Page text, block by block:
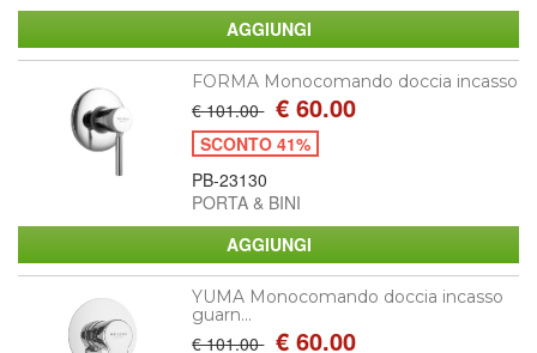
FORMA Monocomando doccia incasso
€ 101.00 € 60.00
SCONTO 41%
PB-23130
PORTA & BINI
YUMA Monocomando doccia incasso
guarn...
€ 101.00 € 60.00